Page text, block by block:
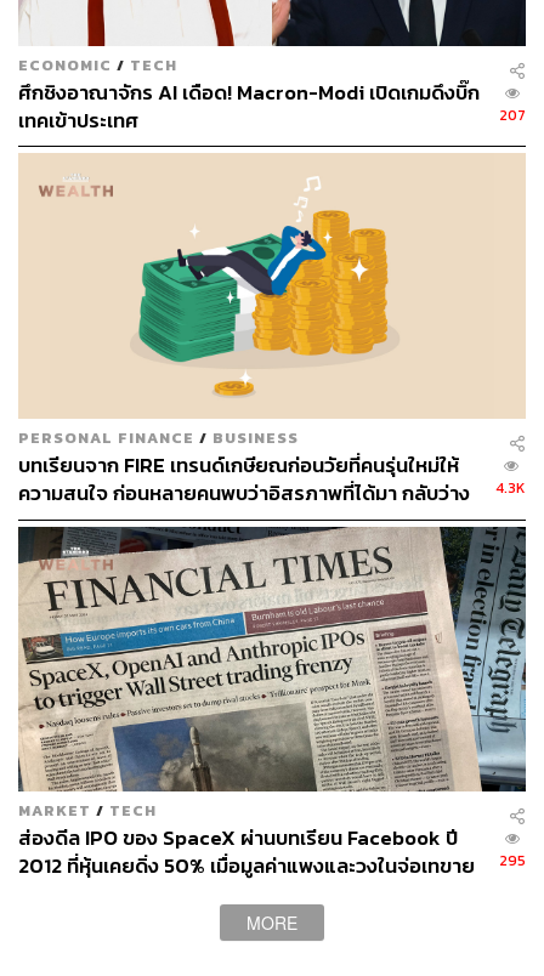
บริการตั้งแต่การเช่าโต๊ะทำงานในโคเวิร์กกิ้งสเปซ ห้อง
ประชุม ไปจนถึงออฟฟิศส่วนตัว ควบคู่กับขยายฐานลูกค้าจาก
กลุ่มฟรีแลนซ์และสตาร์ทอัพ มาจับตลาดของบริษัทขนาด
ใหญ่ที่ต้องการปรับเปลี่ยนบรรยากาศการทำงาน เช่น GM,
นอกจากนี้ WeWork ยังแตกไลน์ธุรกิจใหม่ ได้แก่ WeLive
บริการแชร์ที่พักให้กับคนทั่วไป (Coliving) และ WeWork
Wellness ฟิตเนสในโคเวิร์กกิ้งสเปซแห่งแรกที่ WeWork
สาขานิวยอร์ก หวังตอบโจทย์ไลฟ์สไตล์คนเมืองแบบครบ
ถึงธุรกิจจะโตเร็ว แต่ดูเหมือนว่า WeWork จะปรับโมเดล
ธุรกิจตามกระแสและความต้องการของตลาดใหม่ๆ ได้ค่อน
ข้างเร็วและยืดหยุ่น จนเข้าตานักลงทุนรายใหญ่อย่าง
SoftBank ซึ่งทุ่มเงินลงทุนกับบริษัทสูงถึง 2,000 ล้านดอลลาร์
เมื่อเดือนมีนาคมที่ผ่านมา
เป็นไปได้ว่าแม้แต่นักลงทุนเองก็มองเห็นความเชี่ยวชาญ
ด้านการบริหารทรัพย์สินของ WeWork ไม่แพ้กับธุรกิจ
อสังหาริมทรัพย์หรือโรงแรม จึงน่าจะมีโอกาสไปได้ไกล
แม้ว่าธุรกิจโคเวิร์กกิ้งสเปซจะมาถึงจุดอิ่มตัวเหมือนกับเจ้า
ECONOMIC / TECH
ศึกชิงอาณาจักร AI เดือด! Macron-Modi เปิดเกมดึงบิ๊ก
เทคเข้าประเทศ
207
PERSONAL FINANCE / BUSINESS
บทเรียนจาก FIRE เทรนด์เกษียณก่อนวัยที่คนรุ่นใหม่ให้
ความสนใจ ก่อนหลายคนพบว่าอิสรภาพที่ได้มา กลับว่าง
เปล่ากว่าที่คิด
4.3K
MARKET / TECH
ส่องดีล IPO ของ SpaceX ผ่านบทเรียน Facebook ปี
2012 ที่หุ้นเคยดิ่ง 50% เมื่อมูลค่าแพงและวงในจ่อเทขาย
295
MORE